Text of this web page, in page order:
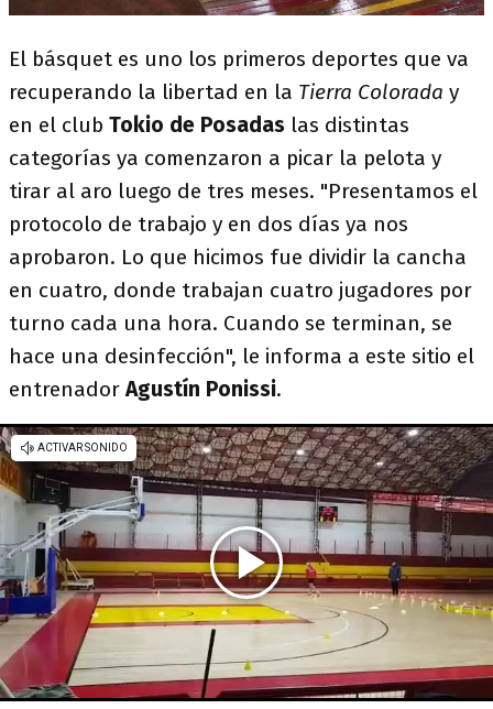
El básquet es uno los primeros deportes que va
recuperando la libertad en la Tierra Colorada y
en el club Tokio de Posadas las distintas
categorías ya comenzaron a picar la pelota y
tirar al aro luego de tres meses. "Presentamos el
protocolo de trabajo y en dos días ya nos
aprobaron. Lo que hicimos fue dividir la cancha
en cuatro, donde trabajan cuatro jugadores por
turno cada una hora. Cuando se terminan, se
hace una desinfección", le informa a este sitio el
entrenadorAgustín Ponissi.